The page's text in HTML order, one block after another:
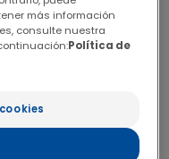
más información
consulte nuestra
Política de